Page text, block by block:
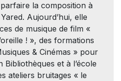
la composition à
Aujourd’hui, elle
de musique de film «
! », des formations
& Cinémas » pour
Bibliothèques et à l’école
ateliers bruitages « le